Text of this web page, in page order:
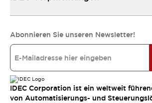
Abonnieren Sie unseren Newsletter!
IDEC Corporation ist ein weltweit
von Automatisierungs- und